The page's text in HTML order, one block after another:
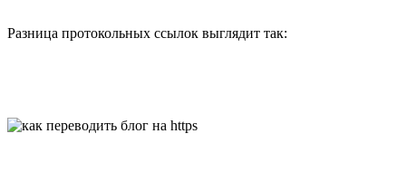
Разница протокольных ссылок выглядит так: